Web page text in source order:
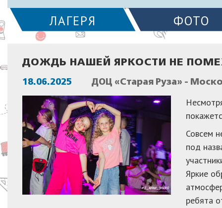
ЛАГЕРЯ ФОТО
ДОЖДЬ НАШЕЙ ЯРКОСТИ НЕ
18.06.2025 ДОЦ «Старая Руза» -
Совсем
под
Яркие
ребята